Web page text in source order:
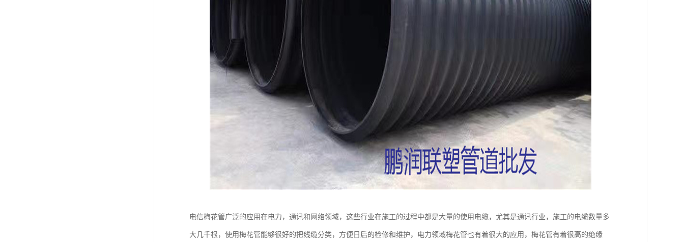
电信梅花管广泛的应用在电力，通讯和网络领域，这些行业在施工的过程中都是大量的使用电缆，尤其是通讯行业，施工的电缆数量多
大几千根，使用梅花管能够很好的把线缆分类，方便日后的检修和维护，电力领域梅花管也有着很大的应用，梅花管有着很高的绝缘